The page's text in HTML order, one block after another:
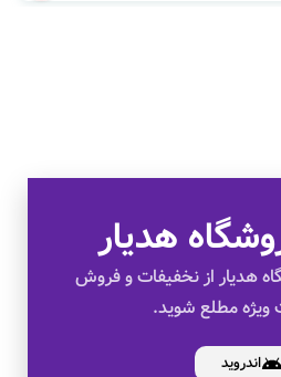
هدیار
هدیار از نخفیفات و فروش
مطلع شوید.
اندروید
های ویژه
کالای اصل